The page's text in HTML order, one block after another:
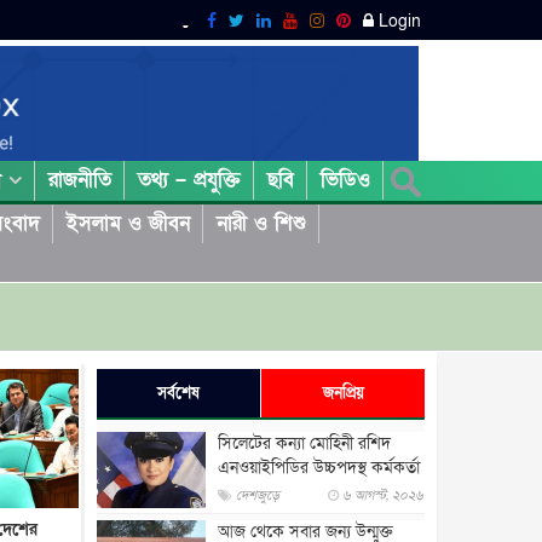
Login
রাজনীতি তথ্য – প্রযুক্তি ছবি
ভিডিও
ইসলাম ও জীবন
নারী ও শিশু
সর্বশেষ জনপ্রিয়
সিলেটের কন্যা মোহিনী রশিদ
এনওয়াইপিডির উচ্চপদস্থ কর্মকর্তা
দেশজুড়ে ৬ আগস্ট, ২০২৬
আজ থেকে সবার জন্য উন্মুক্ত